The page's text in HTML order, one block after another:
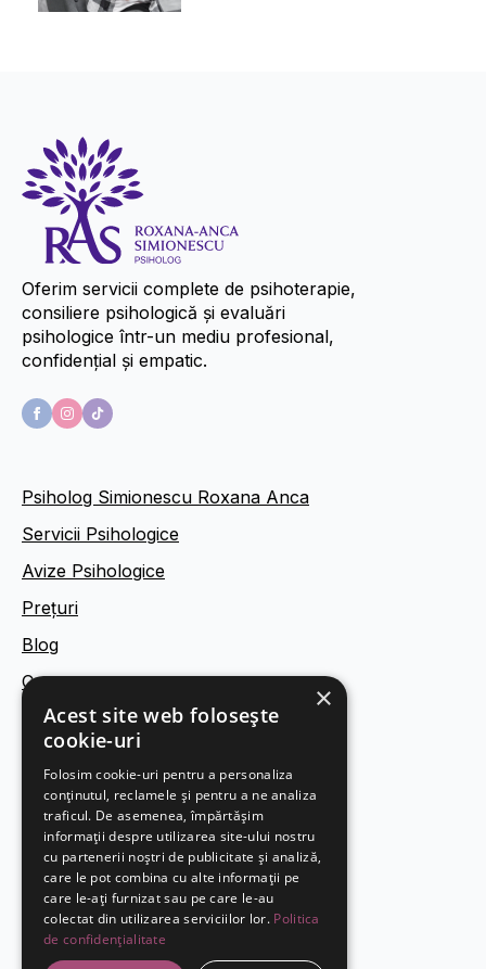
Oferim servicii complete de psihoterapie,
consiliere psihologică și evaluări
psihologice într-un mediu profesional,
confidențial și empatic.
Psiholog Simionescu Roxana Anca
Servicii Psihologice
Avize Psihologice
Prețuri
Blog
Contact
Termeni și condiții
Politica de confidențialitate
Politica de cookies
Legal
×
Acest site web folosește
cookie-uri
Folosim cookie-uri pentru a personaliza
conținutul, reclamele și pentru a ne analiza
traficul. De asemenea, împărtășim
informații despre utilizarea site-ului nostru
cu partenerii noștri de publicitate și analiză,
care le pot combina cu alte informații pe
care le-ați furnizat sau pe care le-au
colectat din utilizarea serviciilor lor. Politica
de confidențialitate